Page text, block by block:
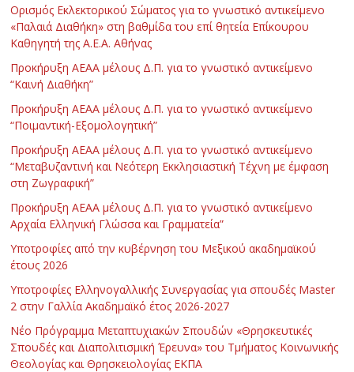
Ορισμός Εκλεκτορικού Σώματος για το γνωστικό αντικείμενο
«Παλαιά Διαθήκη» στη βαθμίδα του επί θητεία Επίκουρου
Καθηγητή της Α.Ε.Α. Αθήνας
Προκήρυξη ΑΕΑΑ μέλους Δ.Π. για το γνωστικό αντικείμενο
“Καινή Διαθήκη”
Προκήρυξη ΑΕΑΑ μέλους Δ.Π. για το γνωστικό αντικείμενο
“Ποιμαντική-Εξομολογητική”
Προκήρυξη ΑΕΑΑ μέλους Δ.Π. για το γνωστικό αντικείμενο
“Μεταβυζαντινή και Νεότερη Εκκλησιαστική Τέχνη με έμφαση
στη Ζωγραφική”
Προκήρυξη ΑΕΑΑ μέλους Δ.Π. για το γνωστικό αντικείμενο
Αρχαία Ελληνική Γλώσσα και Γραμματεία”
Υποτροφίες από την κυβέρνηση του Μεξικού ακαδημαϊκού
έτους 2026
Υποτροφίες Ελληνογαλλικής Συνεργασίας για σπουδές Master
2 στην Γαλλία Ακαδημαϊκό έτος 2026-2027
Νέο Πρόγραμμα Μεταπτυχιακών Σπουδών «Θρησκευτικές
Σπουδές και Διαπολιτισμική Έρευνα» του Τμήματος Κοινωνικής
Θεολογίας και Θρησκειολογίας ΕΚΠΑ